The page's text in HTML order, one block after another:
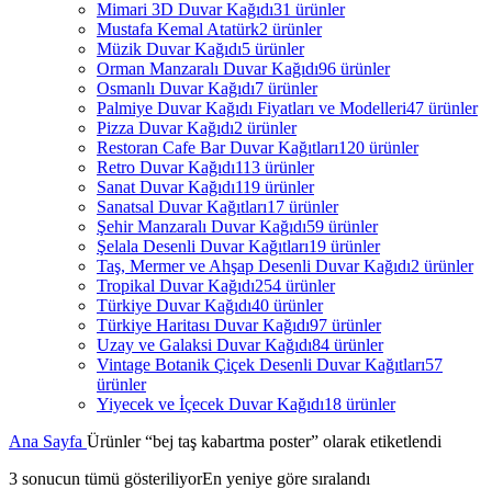
Mimari 3D Duvar Kağıdı31 ürünler
Mustafa Kemal Atatürk2 ürünler
Müzik Duvar Kağıdı5 ürünler
Orman Manzaralı Duvar Kağıdı96 ürünler
Osmanlı Duvar Kağıdı7 ürünler
Palmiye Duvar Kağıdı Fiyatları ve Modelleri47 ürünler
Pizza Duvar Kağıdı2 ürünler
Restoran Cafe Bar Duvar Kağıtları120 ürünler
Retro Duvar Kağıdı113 ürünler
Sanat Duvar Kağıdı119 ürünler
Sanatsal Duvar Kağıtları17 ürünler
Şehir Manzaralı Duvar Kağıdı59 ürünler
Şelala Desenli Duvar Kağıtları19 ürünler
Taş, Mermer ve Ahşap Desenli Duvar Kağıdı2 ürünler
Tropikal Duvar Kağıdı254 ürünler
Türkiye Duvar Kağıdı40 ürünler
Türkiye Haritası Duvar Kağıdı97 ürünler
Uzay ve Galaksi Duvar Kağıdı84 ürünler
Vintage Botanik Çiçek Desenli Duvar Kağıtları57
ürünler
Yiyecek ve İçecek Duvar Kağıdı18 ürünler
Ana Sayfa Ürünler “bej taş kabartma poster” olarak etiketlendi
3 sonucun tümü gösteriliyorEn yeniye göre sıralandı